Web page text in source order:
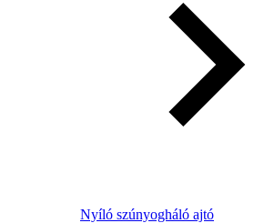
Nyíló szúnyogháló ajtó